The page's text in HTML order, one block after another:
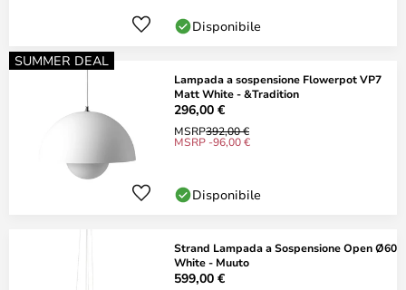
Disponibile
SUMMER DEAL
Lampada a sospensione Flowerpot VP7
Matt White - &Tradition
296,00 €
MSRP392,00 €
MSRP -96,00 €
Disponibile
Strand Lampada a Sospensione Open Ø60
White - Muuto
599,00 €